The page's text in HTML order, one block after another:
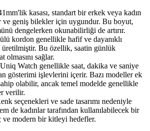
kasası, standart bir erkek veya kadın
ve geniş bilekler için uygundur. Bu boyut,
dengelerken okunabilirliği de artırır.
kordon genellikle hafif ve dayanıklı
üretilmiştir. Bu özellik, saatin günlük
olmasını sağlar.
Watch genellikle saat, dakika ve saniye
gösterimi işlevlerini içerir. Bazı modeller ek
olabilir, ancak temel modelde genellikle
verilir.
seçenekleri ve sade tasarımı nedeniyle
de kadınlar tarafından kullanılabilecek bir
ve modern bir kitleyi hedefler.